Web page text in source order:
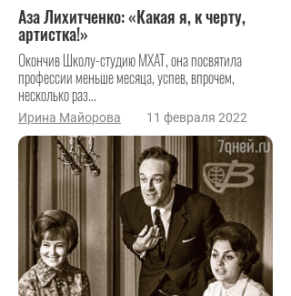
Аза Лихитченко: «Какая я, к черту,
артистка!»
Окончив Школу-студию МХАТ, она посвятила
профессии меньше месяца, успев, впрочем,
несколько раз...
Ирина Майорова 11 февраля 2022